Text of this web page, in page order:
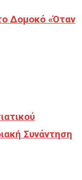
Δομοκό «Όταν
Συνάντηση